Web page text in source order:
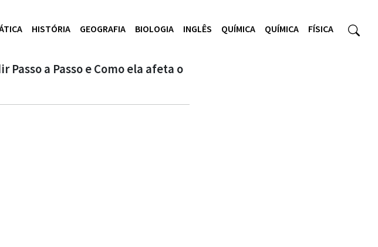
HISTÓRIA GEOGRAFIA BIOLOGIA INGLÊS QUÍMICA QUÍMICA FÍSICA
Passo a Passo e Como ela afeta o